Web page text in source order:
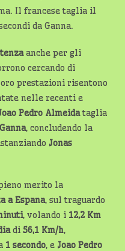
Il francese taglia il
da Ganna.
anche per gli
cercando di
prestazioni risentono
nelle recenti e
Pedro Almeidataglia
Ganna, concludendo la
Jonas
merito la
a Espana, sul traguardo
, volando i 12,2 Km
di56,1 Km/h,
1 secondo, e Joao Pedro